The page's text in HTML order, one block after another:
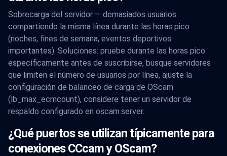
Sobrecarga del servidor — demasiados usuarios
compartiendo la misma línea durante las horas pico
(noches, fines de semana, eventos deportivos
importantes). Soluciones: pruebe durante las horas pico
específicamente antes de suscribirse, busque servidores
que limiten el número de usuarios por línea, ajuste la
configuración de balanceo de carga de OScam
(lb_max_ecmcount), considere tener un servidor de
respaldo configurado en oscam.server.
¿Qué puertos se utilizan típicamente para
conexiones CCcam y OScam?